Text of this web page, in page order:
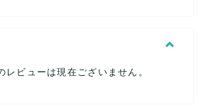
レビューは現在ございません。